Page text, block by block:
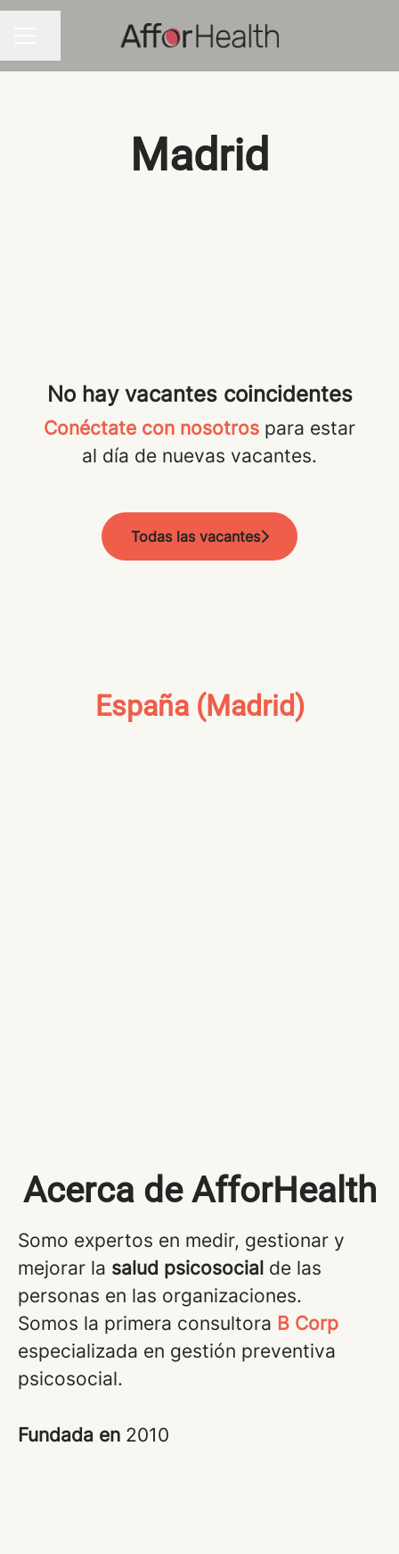
MENÚ DE EMPLEO
Compartir página
Madrid
No hay vacantes coincidentes
Conéctate con nosotros para estar
al día de nuevas vacantes.
Todas las vacantes
España (Madrid)
Acerca de AfforHealth
Somo expertos en medir, gestionar y
mejorar la salud psicosocial de las
personas en las organizaciones.
Somos la primera consultora B Corp
especializada en gestión preventiva
psicosocial.
Fundada en 2010